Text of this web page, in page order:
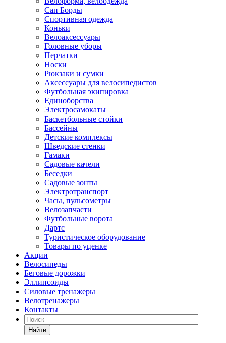
Сап Борды
Спортивная одежда
Коньки
Велоаксессуары
Головные уборы
Перчатки
Носки
Рюкзаки и сумки
Аксессуары для велосипедистов
Футбольная экипировка
Единоборства
Электросамокаты
Баскетбольные стойки
Бассейны
Детские комплексы
Шведские стенки
Гамаки
Садовые качели
Беседки
Садовые зонты
Электротранспорт
Часы, пульсометры
Велозапчасти
Футбольные ворота
Дартс
Туристическое оборудование
Товары по уценке
Акции
Велосипеды
Беговые дорожки
Эллипсоиды
Силовые тренажеры
Велотренажеры
Контакты
Найти